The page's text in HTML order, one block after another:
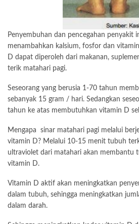
Penyembuhan dan pencegahan penyakit
menambahkan kalsium, fosfor dan
D dapat diperoleh dari makanan,
terik matahari pagi.
Seseorang yang berusia 1-70 tahun
sebanyak 15 gram / hari. Sedangkan
tahun ke atas membutuhkan vitamin D
Mengapa sinar matahari pagi melalui
vitamin D? Melalui 10-15 menit tubuh
ultraviolet dari matahari akan membantu
vitamin D.
Vitamin D aktif akan meningkatkan
dalam tubuh, sehingga meningkatkan
dalam darah.